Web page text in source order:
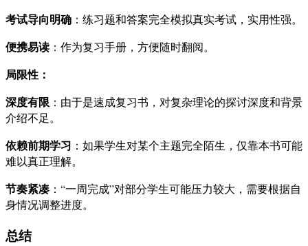
考试导向明确 ：练习题和答案完全模拟真实考试，实用性强。
便携易读 ：作为复习手册，方便随时翻阅。
局限性：
深度有限 ：由于是速成复习书，对复杂理论的探讨深度和背景
介绍不足。
依赖前期学习 ：如果学生对某个主题完全陌生，仅靠本书可能
难以真正理解。
节奏紧凑 ：“一周完成”对部分学生可能压力较大，需要根据自
身情况调整进度。
总结